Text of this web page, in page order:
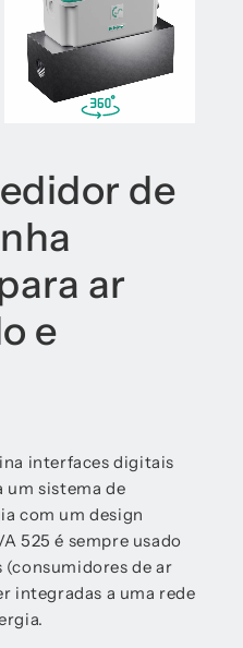
de
ar
e
interfaces digitais
um sistema de
com um design
525 é sempre usado
de ar
integradas a uma rede